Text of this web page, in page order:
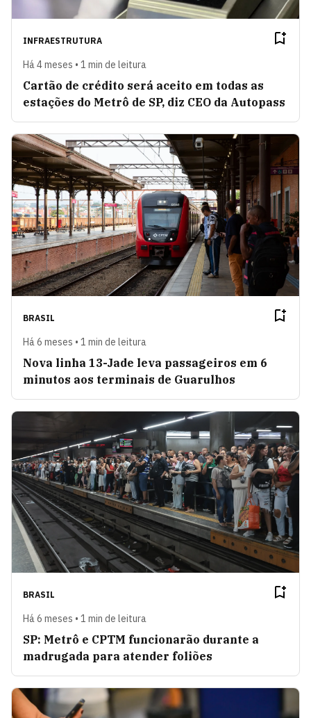
INFRAESTRUTURA
Há 4 meses • 1 min de leitura
Cartão de crédito será aceito em todas as
estações do Metrô de SP, diz CEO da Autopass
BRASIL
Há 6 meses • 1 min de leitura
Nova linha 13-Jade leva passageiros em 6
minutos aos terminais de Guarulhos
BRASIL
Há 6 meses • 1 min de leitura
SP: Metrô e CPTM funcionarão durante a
madrugada para atender foliões